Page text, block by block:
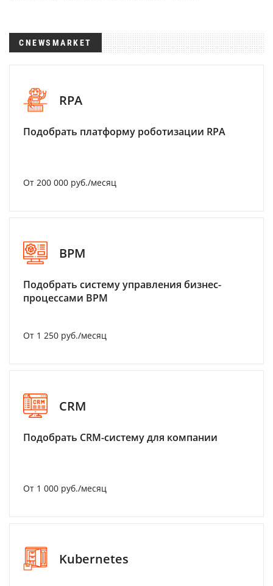
CNEWSMARKET
RPA
Подобрать платформу роботизации RPA
От 200 000 руб./месяц
BPM
Подобрать систему управления бизнес-
процессами BPM
От 1 250 руб./месяц
CRM
Подобрать CRM-систему для компании
От 1 000 руб./месяц
Kubernetes